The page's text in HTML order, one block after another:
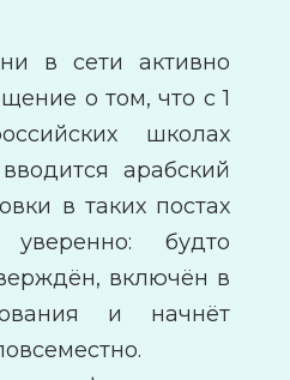
в сети активно
о том, что с 1
школах
арабский
в таких постах
будто
включён в
и начнёт